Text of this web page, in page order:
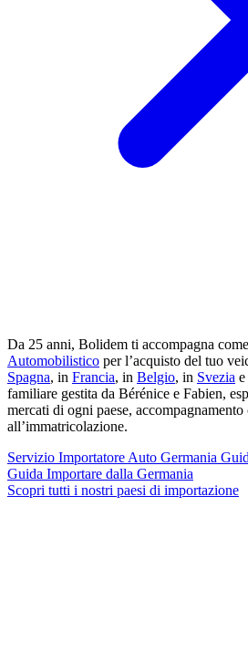
Da 25 anni, Bolidem ti accompagna come
Automobilistico per l’acquisto del tuo
Spagna, in Francia, in Belgio, in Svezia
familiare gestita da Bérénice e Fabien,
mercati di ogni paese,
all’immatricolazione.
Servizio Importatore Auto Germania
Guida Importare dalla Germania
Scopri tutti i nostri paesi di importazione